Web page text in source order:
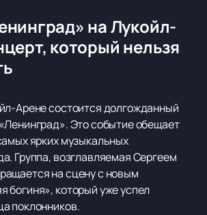
на Лукойл-
который нельзя
Арене состоится долгожданный
Это событие обещает
ярких музыкальных
Группа, возглавляемая Сергеем
на сцену с новым
богиня», который уже успел
поклонников.